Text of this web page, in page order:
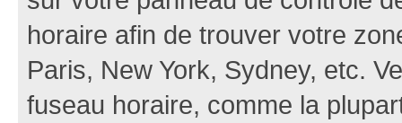
horaire afin de trouver votre
Paris, New York, Sydney, etc.
fuseau horaire, comme la